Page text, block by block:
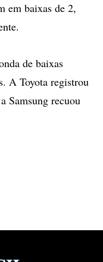
em baixas de 2,
de baixas
A Toyota registrou
Samsung recuou